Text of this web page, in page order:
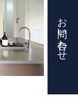
お問い合わせ